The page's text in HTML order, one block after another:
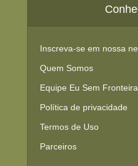
Inscreva-se em nossa
Quem Somos
Equipe Eu Sem
Política de privacidade
Termos de Uso
Parceiros